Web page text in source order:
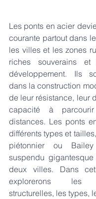
Les ponts en acier
courante partout dans
les villes et les zones
riches souverains
développement. Ils
dans la construction
de leur résistance, leur
capacité à
distances. Les ponts
différents types et
piétonnier ou
suspendu
deux villes. Dans
explorerons les
structurelles, les types,